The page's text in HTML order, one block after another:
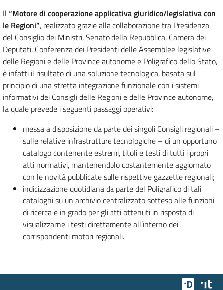
Il “Motore di cooperazione applicativa giuridico/legislativa con
le Regioni”, realizzato grazie alla collaborazione tra Presidenza
del Consiglio dei Ministri, Senato della Repubblica, Camera dei
Deputati, Conferenza dei Presidenti delle Assemblee legislative
delle Regioni e delle Province autonome e Poligrafico dello Stato,
è infatti il risultato di una soluzione tecnologica, basata sul
principio di una stretta integrazione funzionale con i sistemi
informativi dei Consigli delle Regioni e delle Province autonome,
la quale prevede i seguenti passaggi operativi:
messa a disposizione da parte dei singoli Consigli regionali –
sulle relative infrastrutture tecnologiche – di un opportuno
catalogo contenente estremi, titoli e testi di tutti i propri
atti normativi, mantenendolo costantemente aggiornato
con le novità pubblicate sulle rispettive gazzette regionali;
indicizzazione quotidiana da parte del Poligrafico di tali
cataloghi su un archivio centralizzato sotteso alle funzioni
di ricerca e in grado per gli atti ottenuti in risposta di
visualizzarne i testi direttamente all’interno dei
corrispondenti motori regionali.
Team